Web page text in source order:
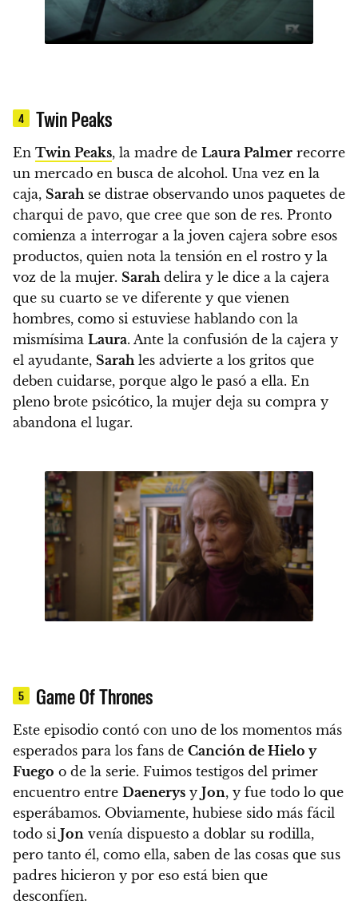
4 Twin Peaks
En Twin Peaks, la madre de Laura Palmer recorre
un mercado en busca de alcohol. Una vez en la
caja, Sarahse distrae observando unos paquetes de
charqui de pavo, que cree que son de res. Pronto
comienza a interrogar a la joven cajera sobre esos
productos, quien nota la tensión en el rostro y la
voz de la mujer. Sarahdelira y le dice a la cajera
que su cuarto se ve diferente y que vienen
hombres, como si estuviese hablando con la
mismísima Laura. Ante la confusión de la cajera y
el ayudante, Sarahles advierte a los gritos que
deben cuidarse, porque algo le pasó a ella. En
pleno brote psicótico, la mujer deja su compra y
abandona el lugar.
5 Game Of Thrones
Este episodio contó con uno de los momentos más
esperados para los fans de Canción de Hielo y
Fuego o de la serie. Fuimos testigos del primer
encuentro entre Daenerys y Jon, y fue todo lo que
esperábamos. Obviamente, hubiese sido más fácil
todo si Jon venía dispuesto a doblar su rodilla,
pero tanto él, como ella, saben de las cosas que sus
padres hicieron y por eso está bien que
desconfíen.